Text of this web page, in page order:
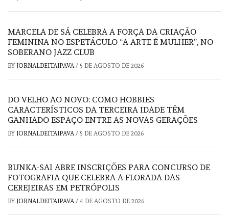
MARCELA DE SÁ CELEBRA A FORÇA DA CRIAÇÃO
FEMININA NO ESPETÁCULO “A ARTE É MULHER”, NO
SOBERANO JAZZ CLUB
BY JORNALDEITAIPAVA/ 5 DE AGOSTO DE 2026
DO VELHO AO NOVO: COMO HOBBIES
CARACTERÍSTICOS DA TERCEIRA IDADE TÊM
GANHADO ESPAÇO ENTRE AS NOVAS GERAÇÕES
BY JORNALDEITAIPAVA/ 5 DE AGOSTO DE 2026
BUNKA-SAI ABRE INSCRIÇÕES PARA CONCURSO DE
FOTOGRAFIA QUE CELEBRA A FLORADA DAS
CEREJEIRAS EM PETRÓPOLIS
BY JORNALDEITAIPAVA/ 4 DE AGOSTO DE 2026